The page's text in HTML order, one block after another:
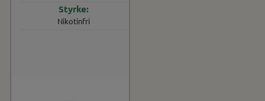
Nikotinfri